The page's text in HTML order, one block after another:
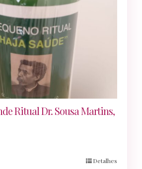
Ritual Dr. Sousa Martins,
Detalhes